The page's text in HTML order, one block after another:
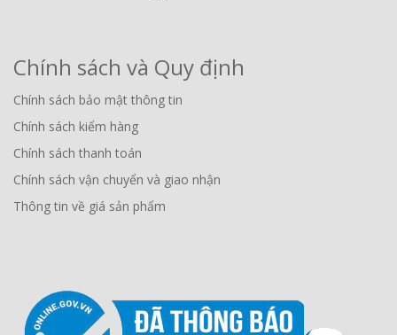
Chính sách và Quy định
Chính sách bảo mật thông tin
Chính sách kiểm hàng
Chính sách thanh toán
Chính sách vận chuyển và giao nhận
Thông tin về giá sản phẩm